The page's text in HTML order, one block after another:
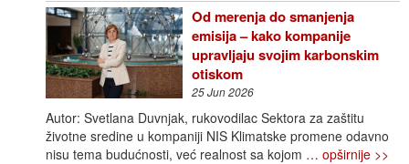
Od merenja do smanjenja
emisija – kako kompanije
upravljaju svojim karbonskim
otiskom
25 Jun 2026
Autor: Svetlana Duvnjak, rukovodilac Sektora za zaštitu
životne sredine u kompaniji NIS Klimatske promene odavno
nisu tema budućnosti, već realnost sa kojom … opširnije >>